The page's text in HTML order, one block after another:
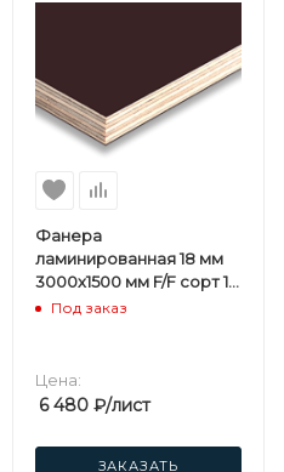
Фанера
ламинированная 18 мм
3000х1500 мм F/F сорт 1/1
березовая
Под заказ
Цена:
6 480₽/лист
ЗАКАЗАТЬ